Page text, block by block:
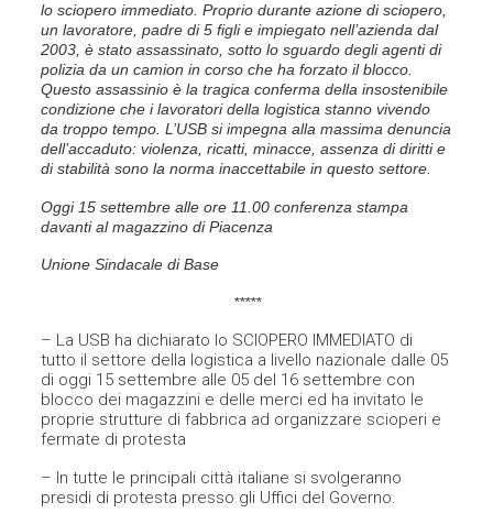
lo sciopero immediato. Proprio durante azione di sciopero,
un lavoratore, padre di 5 figli e impiegato nell’azienda dal
2003, è stato assassinato, sotto lo sguardo degli agenti di
polizia da un camion in corso che ha forzato il blocco.
Questo assassinio è la tragica conferma della insostenibile
condizione che i lavoratori della logistica stanno vivendo
da troppo tempo. L’USB si impegna alla massima denuncia
dell’accaduto: violenza, ricatti, minacce, assenza di diritti e
di stabilità sono la norma inaccettabile in questo settore.
Oggi 15 settembre alle ore 11.00 conferenza stampa
davanti al magazzino di Piacenza
Unione Sindacale di Base
*****
– La USB ha dichiarato lo SCIOPERO IMMEDIATO di
tutto il settore della logistica a livello nazionale dalle 05
di oggi 15 settembre alle 05 del 16 settembre con
blocco dei magazzini e delle merci ed ha invitato le
proprie strutture di fabbrica ad organizzare scioperi e
fermate di protesta
– In tutte le principali città italiane si svolgeranno
presidi di protesta presso gli Uffici del Governo.